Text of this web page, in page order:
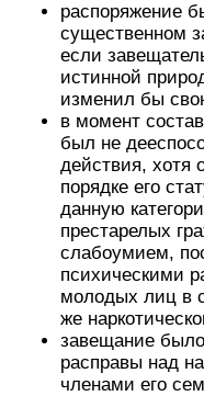
распоряжение
существенном
если
истинной
изменил бы
в момент
был не
действия, хотя
порядке его
данную
престарелых
слабоумием,
психическими
молодых лиц в
же
завещание было
расправы над
членами его